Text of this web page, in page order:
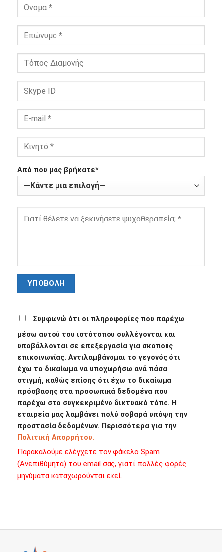
Από που μας βρήκατε*
Συμφωνώ ότι οι πληροφορίες που παρέχω
μέσω αυτού του ιστότοπου συλλέγονται και
υποβάλλονται σε επεξεργασία για σκοπούς
επικοινωνίας. Αντιλαμβάνομαι το γεγονός ότι
έχω το δικαίωμα να υποχωρήσω ανά πάσα
στιγμή, καθώς επίσης ότι έχω το δικαίωμα
πρόσβασης στα προσωπικά δεδομένα που
παρέχω στο συγκεκριμένο δικτυακό τόπο. Η
εταιρεία μας λαμβάνει πολύ σοβαρά υπόψη την
προστασία δεδομένων. Περισσότερα για την
Πολιτική Απορρήτου.
Παρακαλούμε ελέγχετε τον φάκελο Spam
(Ανεπιθύμητα) του email σας, γιατί πολλές φορές
μηνύματα καταχωρούνται εκεί.